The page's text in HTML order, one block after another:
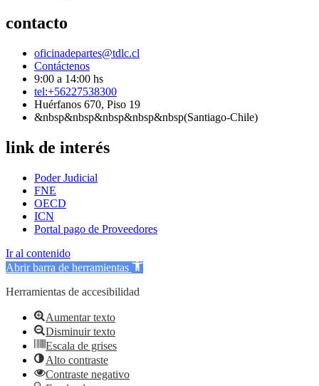
contacto
oficinadepartes@tdlc.cl
Contáctenos
9:00 a 14:00 hs
tel:+56227538300
Huérfanos 670, Piso 19
&nbsp&nbsp&nbsp&nbsp&nbsp(Santiago-Chile)
link de interés
Poder Judicial
FNE
OECD
ICN
Portal pago de Proveedores
Ir al contenido
Abrir barra de herramientas
Herramientas de accesibilidad
Aumentar texto
Disminuir texto
Escala de grises
Alto contraste
Contraste negativo